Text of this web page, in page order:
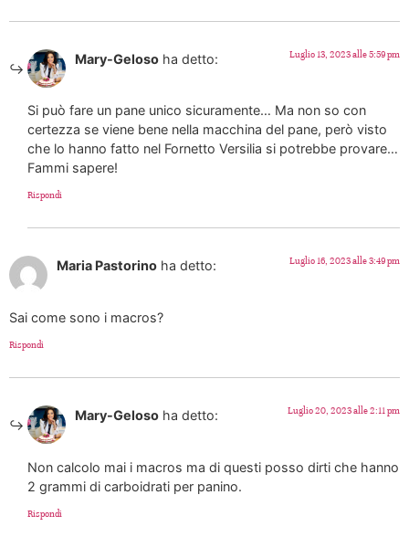
Mary-Geloso ha detto: Luglio 13, 2023 alle 5:59 pm
Si può fare un pane unico sicuramente… Ma non so con
certezza se viene bene nella macchina del pane, però visto
che lo hanno fatto nel Fornetto Versilia si potrebbe provare…
Fammi sapere!
Rispondi
Maria Pastorino ha detto: Luglio 16, 2023 alle 3:49 pm
Sai come sono i macros?
Rispondi
Mary-Geloso ha detto: Luglio 20, 2023 alle 2:11 pm
Non calcolo mai i macros ma di questi posso dirti che hanno
2 grammi di carboidrati per panino.
Rispondi